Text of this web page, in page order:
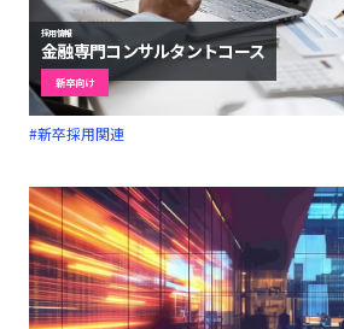
採用情報
金融専門コンサルタントコース
新卒向け
#新卒採用関連